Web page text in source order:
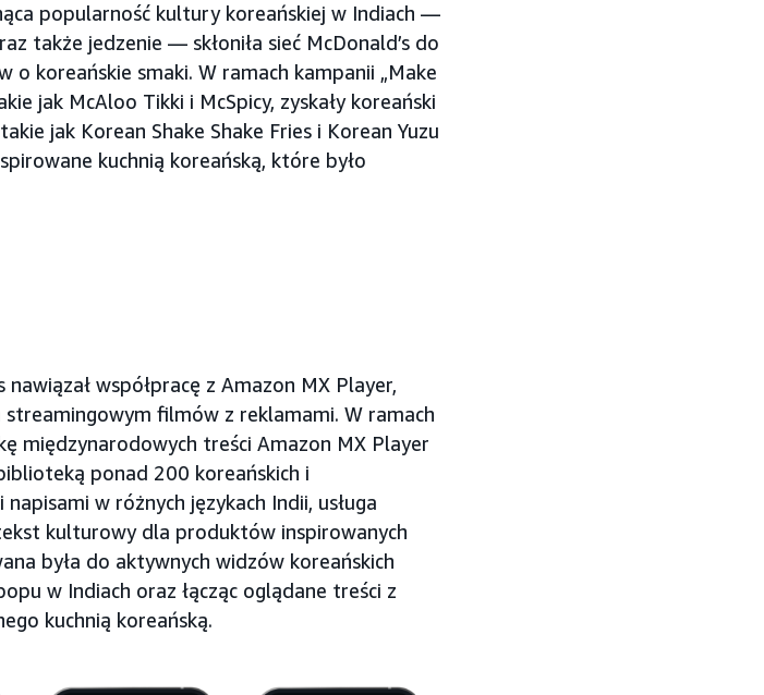
popularność kultury koreańskiej w Indiach —
także jedzenie — skłoniła sieć McDonald’s do
o koreańskie smaki. W ramach kampanii „Make
jak McAloo Tikki i McSpicy, zyskały koreański
jak Korean Shake Shake Fries i Korean Yuzu
kuchnią koreańską, które było
współpracę z Amazon MX Player,
filmów z reklamami. W ramach
międzynarodowych treści Amazon MX Player
ponad 200 koreańskich i
w różnych językach Indii, usługa
kulturowy dla produktów inspirowanych
była do aktywnych widzów koreańskich
w Indiach oraz łącząc oglądane treści z
kuchnią koreańską.